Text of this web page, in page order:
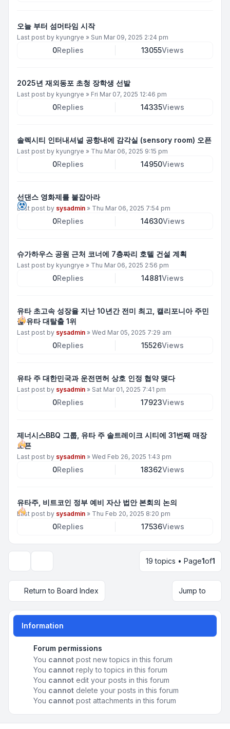
오늘 부터 섬머타임 시작
Last post by kyungrye » Sun Mar 09, 2025 2:24 pm
0Replies 13055Views
2025년 재외동포 초청 장학생 선발
Last post by kyungrye » Fri Mar 07, 2025 12:46 pm
0Replies 14335Views
솔렉시티 인터내셔널 공항내에 감각실 (sensory room) 오픈
Last post by kyungrye » Thu Mar 06, 2025 9:15 pm
0Replies 14950Views
선댄스 영화제를 붙잡아라
Last post by sysadmin » Thu Mar 06, 2025 7:54 pm
0Replies 14630Views
슈가하우스 공원 근처 코너에 7층짜리 호텔 건설 계획
Last post by kyungrye » Thu Mar 06, 2025 2:56 pm
0Replies 14881Views
유타 초고속 성장율 지난 10년간 전미 최고, 캘리포니아 주민
들 유타 대탈출 1위
Last post by sysadmin » Wed Mar 05, 2025 7:29 am
0Replies 15526Views
유타 주 대한민국과 운전면허 상호 인정 협약 맺다
Last post by sysadmin » Sat Mar 01, 2025 7:41 pm
0Replies 17923Views
제너시스BBQ 그룹, 유타 주 솔트레이크 시티에 31번째 매장
오픈
Last post by sysadmin » Wed Feb 26, 2025 1:43 pm
0Replies 18362Views
유타주, 비트코인 정부 예비 자산 법안 본회의 논의
Last post by sysadmin » Thu Feb 20, 2025 8:20 pm
0Replies 17536Views
19 topics • Page1of1
Return to Board Index Jump to
Information
Forum permissions
You cannot post new topics in this forum
You cannot reply to topics in this forum
You cannot edit your posts in this forum
You cannot delete your posts in this forum
You cannot post attachments in this forum